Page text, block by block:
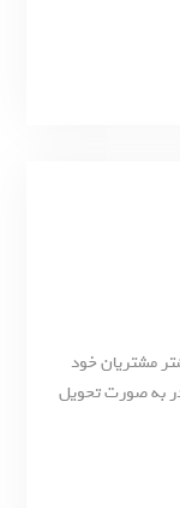
مشتریان خود
به صورت تحویل